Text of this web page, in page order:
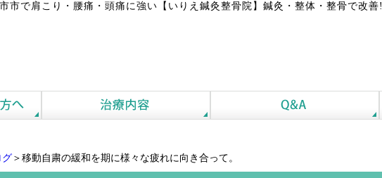
市で肩こり・腰痛・頭痛に強い【いりえ鍼灸整骨院】鍼灸・整体・整骨で改善!
グ ＞移動自粛の緩和を期に様々な疲れに向き合って。